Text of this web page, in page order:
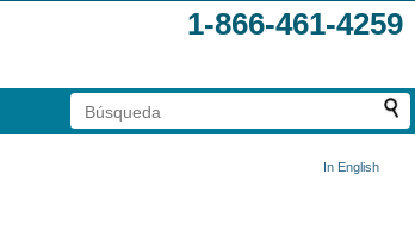
1-866-461-4259
In English